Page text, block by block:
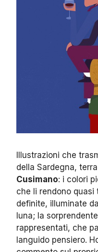
Illustrazioni che
della Sardegna,
Cusimano: i colori
che li rendono
definite, illuminate
luna; la
rappresentati, che
languido pensiero.